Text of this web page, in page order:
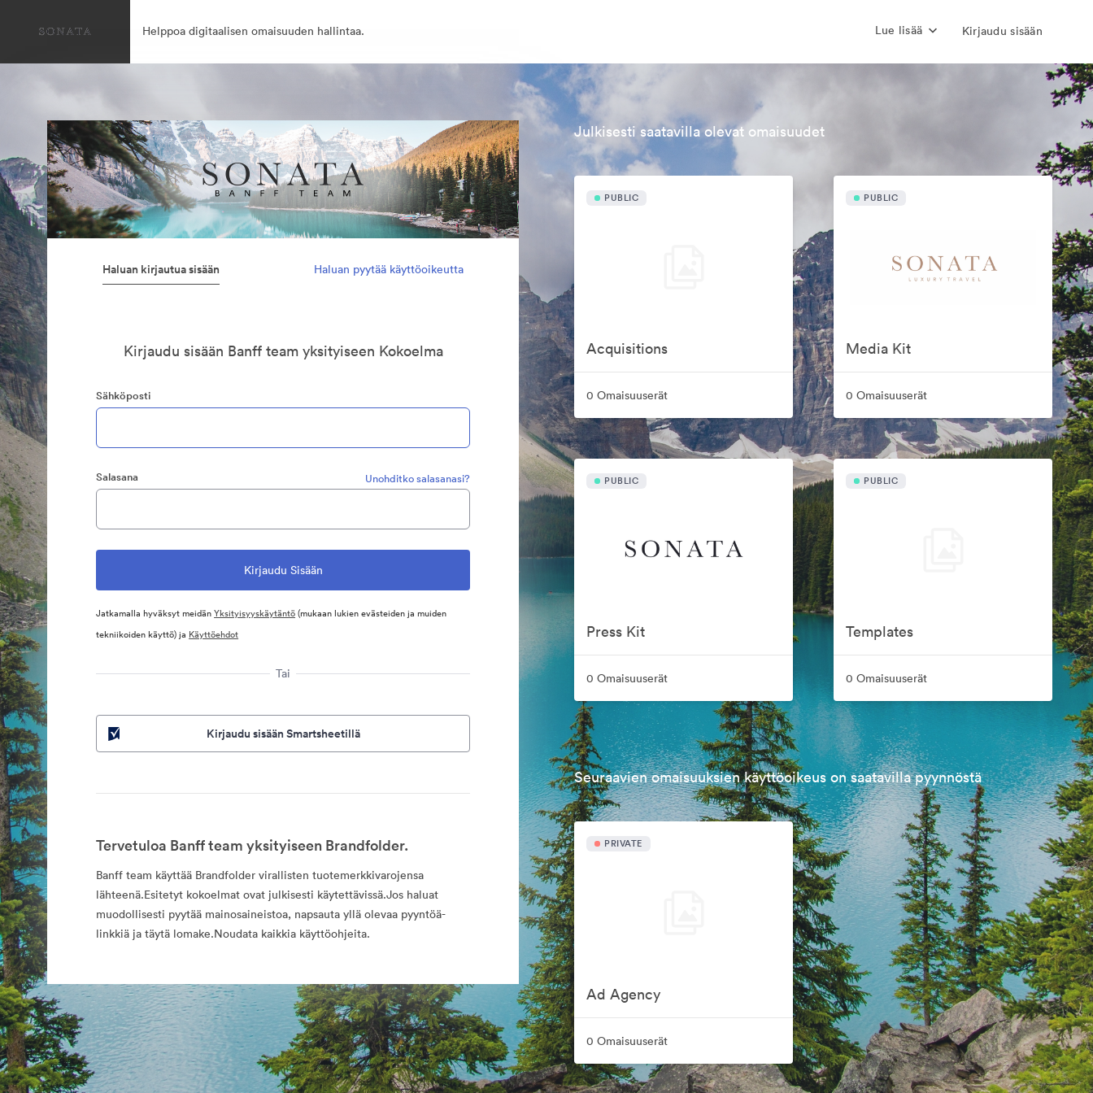
Helppoa digitaalisen omaisuuden hallintaa. Lue lisää Kirjaudu sisään
Haluan kirjautua sisään Haluan pyytää käyttöoikeutta
Kirjaudu sisään Banff team yksityiseen Kokoelma
Sähköposti
Salasana Unohditko salasanasi?
Jatkamalla hyväksyt meidänYksityisyyskäytäntö(mukaan lukien evästeiden ja muiden
tekniikoiden käyttö) ja Käyttöehdot
Tai
Kirjaudu sisään Smartsheetillä
Tervetuloa Banff team yksityiseen Brandfolder.
Banff team käyttää Brandfolder virallisten tuotemerkkivarojensa
lähteenä.Esitetyt kokoelmat ovat julkisesti käytettävissä.Jos haluat
muodollisesti pyytää mainosaineistoa, napsauta yllä olevaa pyyntöä-
linkkiä ja täytä lomake.Noudata kaikkia käyttöohjeita.
Julkisesti saatavilla olevat omaisuudet
PUBLIC
Acquisitions
0 Omaisuuserät
PUBLIC
Media Kit
0 Omaisuuserät
PUBLIC
Press Kit
0 Omaisuuserät
PUBLIC
Templates
0 Omaisuuserät
Seuraavien omaisuuksien käyttöoikeus on saatavilla pyynnöstä
PRIVATE
Ad Agency
0 Omaisuuserät